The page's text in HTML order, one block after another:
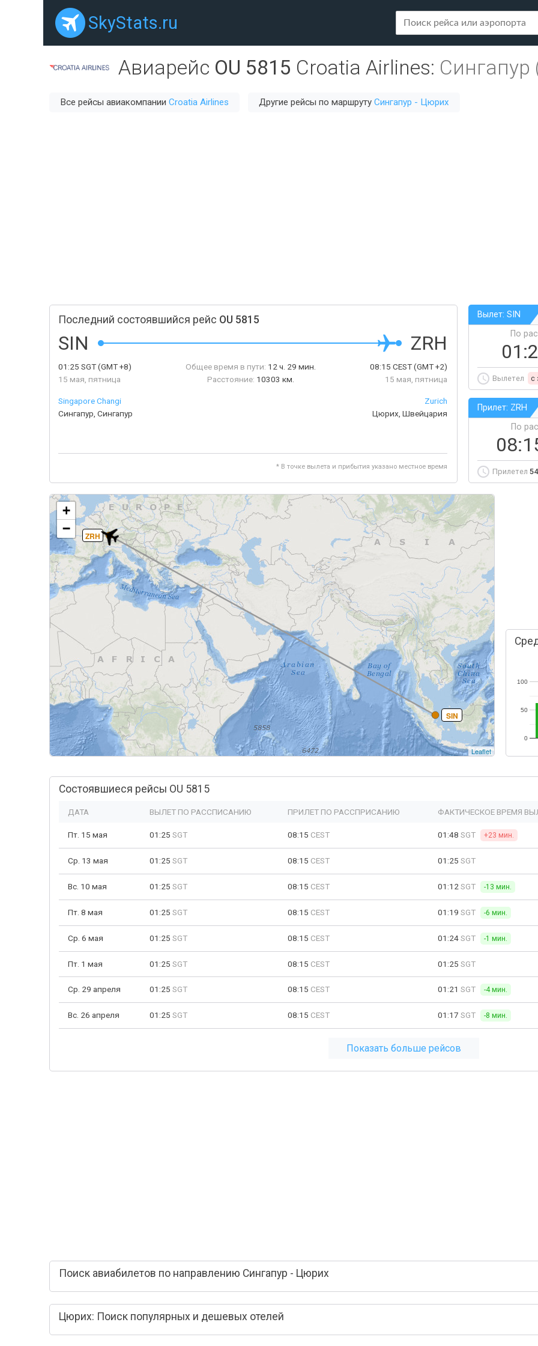
SkyStats.ru
Авиарейс OU 5815 Croatia Airlines: Сингапур
Все рейсы авиакомпании Croatia Airlines Другие рейсы по маршруту Сингапур - Цюрих
Последний состоявшийся рейс OU 5815
SIN ZRH
01:25 SGT(GMT +8)
15 мая, пятница
Общее время в пути: 12 ч. 29 мин.
Расстояние: 10303 км.
08:15 CEST(GMT +2)
15 мая, пятница
Singapore Changi
Сингапур, Сингапур
Zurich
Цюрих, Швейцария
* В точке вылета и прибытия указано местное время
Вылет: SIN
По
Вылетел c
Прилет: ZRH
По
Прилетел
SIN
ZRH
+
−
Leaflet
0
50
100
Состоявшиеся рейсы OU 5815
ДАТА ВЫЛЕТ ПО РАССПИСАНИЮ ПРИЛЕТ ПО РАССПРИСАНИЮ ФАКТИЧЕСКОЕ ВРЕМЯ
Пт. 15 мая 01:25 SGT 08:15 CEST 01:48 SGT +23 мин.
Ср. 13 мая 01:25 SGT 08:15 CEST 01:25 SGT
Вс. 10 мая 01:25 SGT 08:15 CEST 01:12 SGT -13 мин.
Пт. 8 мая 01:25 SGT 08:15 CEST 01:19 SGT -6 мин.
Ср. 6 мая 01:25 SGT 08:15 CEST 01:24SGT -1 мин.
Пт. 1 мая 01:25 SGT 08:15 CEST 01:25 SGT
Ср. 29 апреля 01:25 SGT 08:15 CEST 01:21 SGT -4 мин.
Вс. 26 апреля 01:25 SGT 08:15 CEST 01:17 SGT -8 мин.
Показать больше рейсов
Поиск авиабилетов по направлению Сингапур - Цюрих
Цюрих: Поиск популярных и дешевых отелей